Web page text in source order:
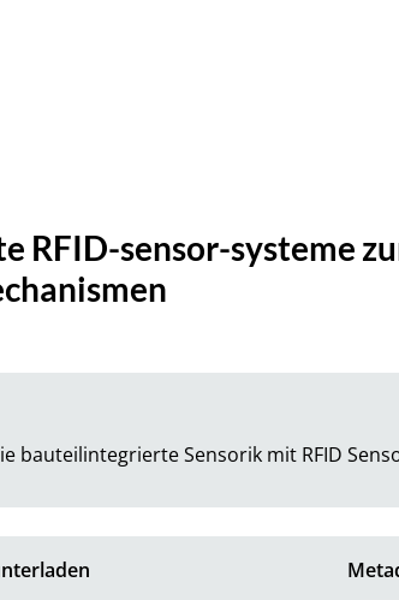
RFID-sensor-systeme
bauteilintegrierte Sensorik mit RFID